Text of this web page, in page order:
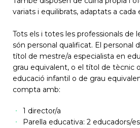
variats i equilibrats, adaptats a cada
Tots els i totes les professionals de
són personal qualificat. El personal
títol de mestre/a especialista en
grau equivalent, o el títol de tècnic
educació infantil o de grau
compta amb:
1 director/a
Parella educativa: 2 educadors/